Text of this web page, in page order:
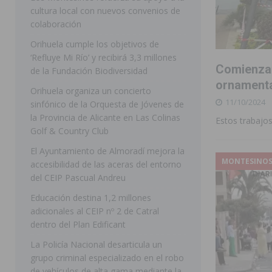
[ 07/08/2026 ] La Generalitat impulsa el
[ 07/08/2026 ] Benferri ya se prepara para dar
Bigastro se viste de gala para la
[ 07/08/2026 ] Rojales clausura con éxito las Fiestas
[ 08/08/2026 ] Controlado un incendio en la cocina
[ 08/08/2026 ] Benferri da comienzo a sus fiestas
FEGADO 2026 cierra con un balance
[ 07/08/2026 ]
Los Montesinos refuerza su apoyo a
11/10/2024
Estos
MONTESINOS
cultura local con nuevos convenios de
colaboración
Orihuela cumple los objetivos de
‘Refluye Mi Río’ y recibirá 3,3 millones
de la Fundación Biodiversidad
Orihuela organiza un concierto
sinfónico de la Orquesta de Jóvenes de
la Provincia de Alicante en Las Colinas
Golf & Country Club
El Ayuntamiento de Almoradí mejora la
accesibilidad de las aceras del entorno
del CEIP Pascual Andreu
Educación destina 1,2 millones
adicionales al CEIP nº 2 de Catral
dentro del Plan Edificant
La Policía Nacional desarticula un
grupo criminal especializado en el robo